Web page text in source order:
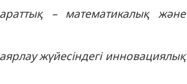
– математикалық және
жүйесіндегі инновациялық